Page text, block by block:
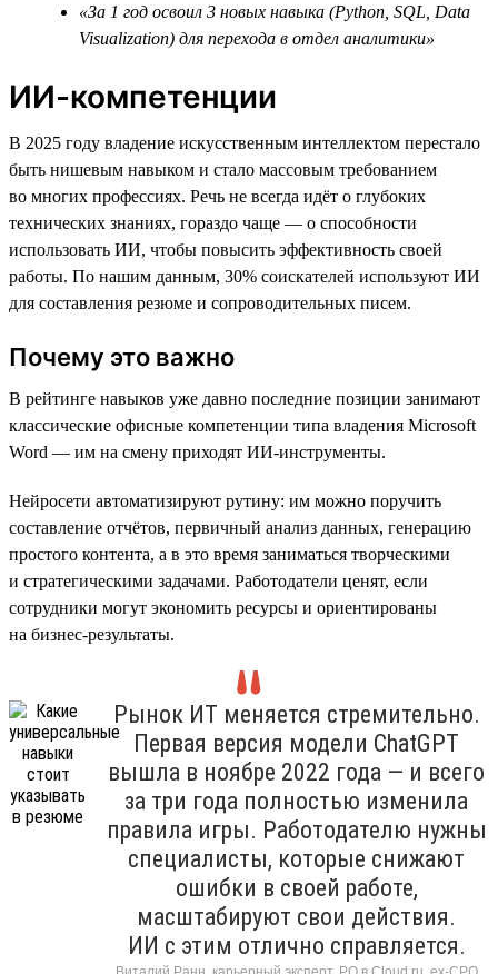
«За 1 год освоил 3 новых навыка (Python, SQL, Data
Visualization) для перехода в отдел аналитики»
ИИ-компетенции
В 2025 году владение искусственным интеллектом перестало
быть нишевым навыком и стало массовым требованием
во многих профессиях. Речь не всегда идёт о глубоких
технических знаниях, гораздо чаще — о способности
использовать ИИ, чтобы повысить эффективность своей
работы. По нашим данным, 30% соискателей используют ИИ
для составления резюме и сопроводительных писем.
Почему это важно
В рейтинге навыков уже давно последние позиции занимают
классические офисные компетенции типа владения Microsoft
Word — им на смену приходят ИИ-инструменты.
Нейросети автоматизируют рутину: им можно поручить
составление отчётов, первичный анализ данных, генерацию
простого контента, а в это время заниматься творческими
и стратегическими задачами. Работодатели ценят, если
сотрудники могут экономить ресурсы и ориентированы
на бизнес-результаты.
Рынок ИТ меняется стремительно.
Первая версия модели ChatGPT
вышла в ноябре 2022 года — и всего
за три года полностью изменила
правила игры. Работодателю нужны
специалисты, которые снижают
ошибки в своей работе,
масштабируют свои действия.
ИИ с этим отлично справляется.